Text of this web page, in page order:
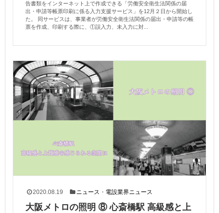
告書類をインターネット上で作成できる「労働安全衛生法関係の届
出・申請等帳票印刷に係る入力支援サービス」を12月２日から開始し
た。 同サービスは、事業者が労働安全衛生法関係の届出・申請等の帳
票を作成、印刷する際に、①誤入力、未入力に対...
2020.08.19 ニュース ・ 電設業界ニュース
大阪メトロの照明 ⑧ 心斎橋駅 高級感と上